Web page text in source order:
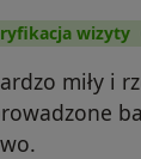
wizyty
miły i